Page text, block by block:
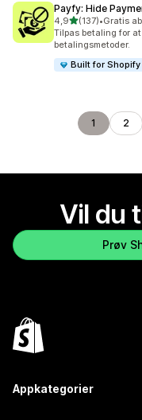
Payfy: Hide
4,9ud af 5 stjerner
(137)
137 anmeldelser i alt
•Gratis
Tilpas betaling for
betalingsmetoder.
Built for Shopify
1 2
Vil du
Prøv
Appkategorier